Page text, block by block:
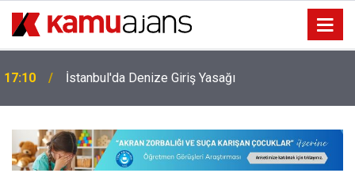
17:10 İstanbul'da Denize Giriş Yasağı